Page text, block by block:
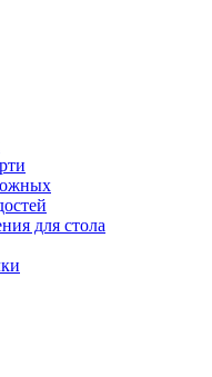
для стола